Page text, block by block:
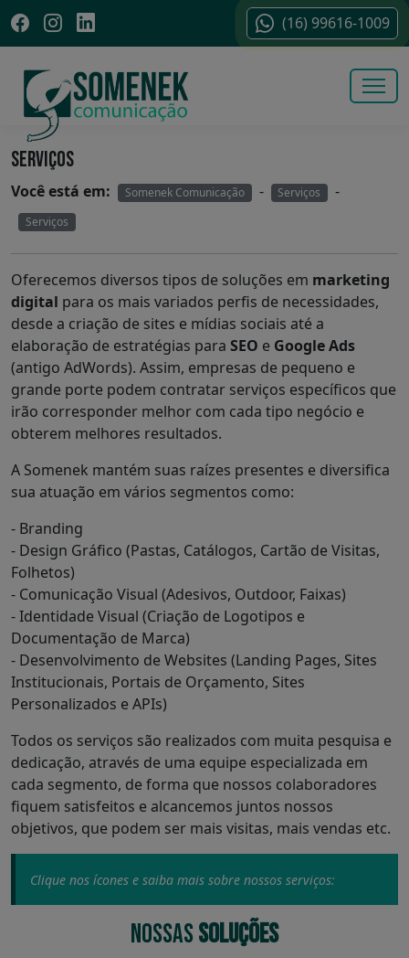
(16) 99616-1009
SERVIÇOS
Você está em: Somenek Comunicação - Serviços -
Serviços
Oferecemos diversos tipos de soluções em marketing
digital para os mais variados perfis de necessidades,
desde a criação de sites e mídias sociais até a
elaboração de estratégias para SEO e Google Ads
(antigo AdWords). Assim, empresas de pequeno e
grande porte podem contratar serviços específicos que
irão corresponder melhor com cada tipo negócio e
obterem melhores resultados.
A Somenek mantém suas raízes presentes e diversifica
sua atuação em vários segmentos como:
- Branding
- Design Gráfico (Pastas, Catálogos, Cartão de Visitas,
Folhetos)
- Comunicação Visual (Adesivos, Outdoor, Faixas)
- Identidade Visual (Criação de Logotipos e
Documentação de Marca)
- Desenvolvimento de Websites (Landing Pages, Sites
Institucionais, Portais de Orçamento, Sites
Personalizados e APIs)
Todos os serviços são realizados com muita pesquisa e
dedicação, através de uma equipe especializada em
cada segmento, de forma que nossos colaboradores
fiquem satisfeitos e alcancemos juntos nossos
objetivos, que podem ser mais visitas, mais vendas etc.
Clique nos ícones e saiba mais sobre nossos serviços:
NOSSAS SOLUÇÕES